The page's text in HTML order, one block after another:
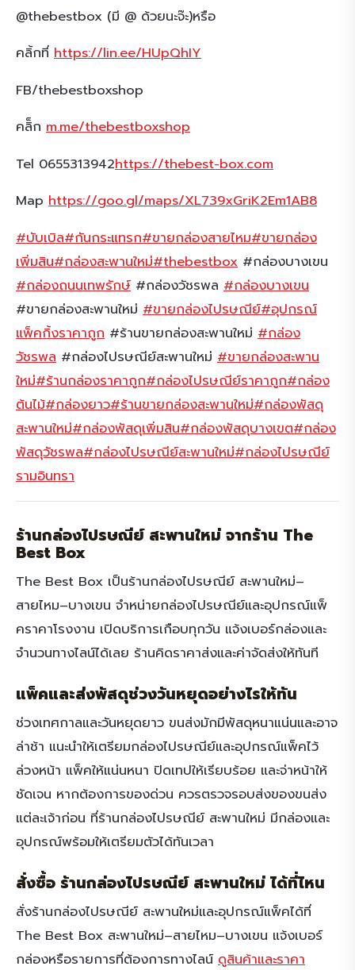
@thebestbox (มี @ ด้วยนะจ๊ะ)หรือ
คลิ้กที่ https://lin.ee/HUpQhIY
FB/thebestboxshop
คลิ็ก m.me/thebestboxshop
Tel 0655313942https://thebest-box.com
Map https://goo.gl/maps/XL739xGriK2Em1AB8
#บับเบิล#กันกระแทรก#ขายกล่องสายไหม#ขายกล่อง
เพิ่มสิน#กล่องสะพานใหม่#thebestbox #กล่องบางเขน
#กล่องถนนเทพรักษ์#กล่องวัชรพล #กล่องบางเขน
#ขายกล่องสะพานใหม่ #ขายกล่องไปรษณีย์#อุปกรณ์
แพ็คกิ้งราคาถูก #ร้านขายกล่องสะพานใหม่ #กล่อง
วัชรพล #กล่องไปรษณีย์สะพานใหม่ #ขายกล่องสะพาน
ใหม่#ร้านกล่องราคาถูก#กล่องไปรษณีย์ราคาถูก#กล่อง
ต้นไม้#กล่องยาว#ร้านขายกล่องสะพานใหม่#กล่องพัสดุ
สะพานใหม่#กล่องพัสดุเพิ่มสิน#กล่องพัสดุบางเขต#กล่อง
พัสดุวัชรพล#กล่องไปรษณีย์สะพานใหม่#กล่องไปรษณีย์
รามอินทรา
ร้านกล่องไปรษณีย์ สะพานใหม่ จากร้าน The
Best Box
The Best Box เป็นร้านกล่องไปรษณีย์ สะพานใหม่–
สายไหม–บางเขน จำหน่ายกล่องไปรษณีย์และอุปกรณ์แพ็
คราคาโรงงาน เปิดบริการเกือบทุกวัน แจ้งเบอร์กล่องและ
จำนวนทางไลน์ได้เลย ร้านคิดราคาส่งและค่าจัดส่งให้ทันที
แพ็คและส่งพัสดุช่วงวันหยุดอย่างไรให้ทัน
ช่วงเทศกาลและวันหยุดยาว ขนส่งมักมีพัสดุหนาแน่นและอาจ
ล่าช้า แนะนำให้เตรียมกล่องไปรษณีย์และอุปกรณ์แพ็คไว้
ล่วงหน้า แพ็คให้แน่นหนา ปิดเทปให้เรียบร้อย และจ่าหน้าให้
ชัดเจน หากต้องการของด่วน ควรตรวจรอบส่งของขนส่ง
แต่ละเจ้าก่อน ที่ร้านกล่องไปรษณีย์ สะพานใหม่ มีกล่องและ
อุปกรณ์พร้อมให้เตรียมตัวได้ทันเวลา
สั่งซื้อ ร้านกล่องไปรษณีย์ สะพานใหม่ ได้ที่ไหน
สั่งร้านกล่องไปรษณีย์ สะพานใหม่และอุปกรณ์แพ็คได้ที่
The Best Box สะพานใหม่–สายไหม–บางเขน แจ้งเบอร์
กล่องหรือรายการที่ต้องการทางไลน์ ดูสินค้าและราคา